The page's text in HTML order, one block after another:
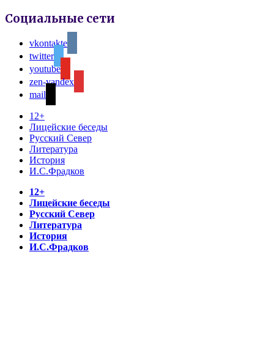
Социальные сети
vkontakte
twitter
youtube
zen-yandex
mail
12+
Лицейские беседы
Русский Север
Литература
История
И.С.Фрадков
12+
Лицейские беседы
Русский Север
Литература
История
И.С.Фрадков